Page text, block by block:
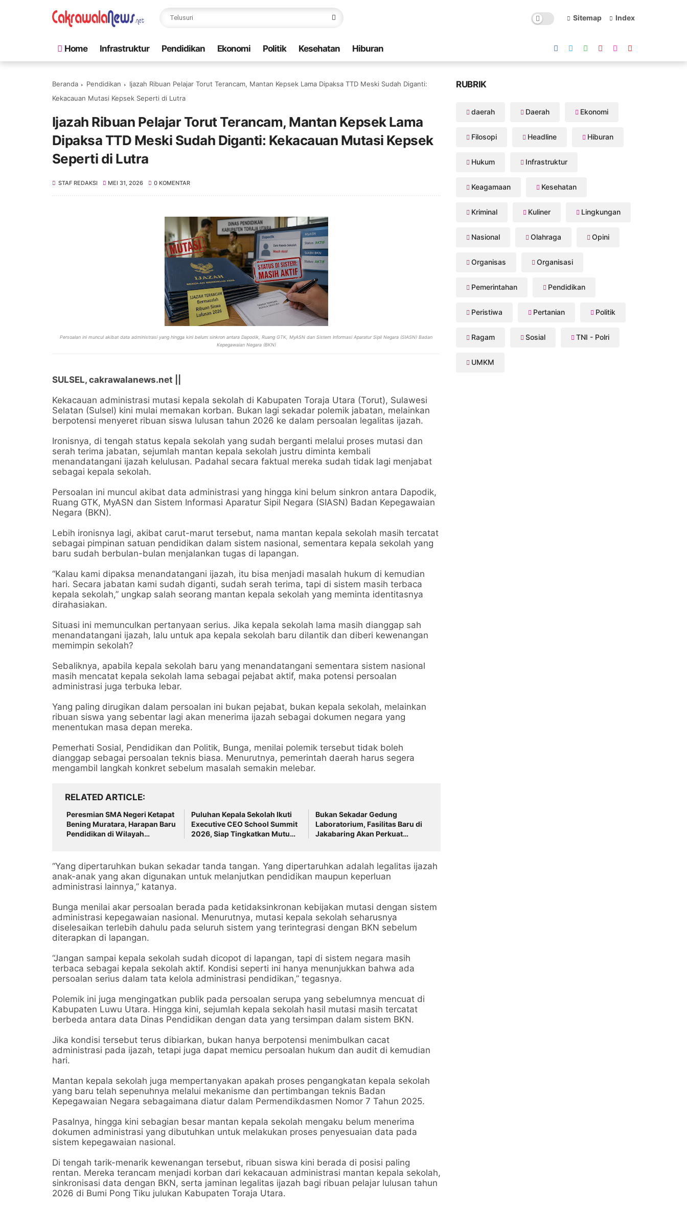
Sitemap Index
Home Infrastruktur Pendidikan Ekonomi Politik Kesehatan Hiburan
Beranda Pendidikan
Ijazah Ribuan Pelajar Torut Terancam, Mantan Kepsek Lama Dipaksa TTD Meski Sudah Diganti:
Kekacauan Mutasi Kepsek Seperti di Lutra
Ijazah Ribuan Pelajar Torut Terancam, Mantan Kepsek Lama
Dipaksa TTD Meski Sudah Diganti: Kekacauan Mutasi Kepsek
Seperti di Lutra
STAF REDAKSI MEI 31, 2026 0 KOMENTAR
Persoalan ini muncul akibat data administrasi yang hingga kini belum sinkron antara Dapodik, Ruang GTK, MyASN dan Sistem Informasi Aparatur Sipil Negara (SIASN) Badan
Kepegawaian Negara (BKN)
SULSEL, cakrawalanews.net ||
Kekacauan administrasi mutasi kepala sekolah di Kabupaten Toraja Utara (Torut), Sulawesi
Selatan (Sulsel) kini mulai memakan korban. Bukan lagi sekadar polemik jabatan, melainkan
berpotensi menyeret ribuan siswa lulusan tahun 2026 ke dalam persoalan legalitas ijazah.
Ironisnya, di tengah status kepala sekolah yang sudah berganti melalui proses mutasi dan
serah terima jabatan, sejumlah mantan kepala sekolah justru diminta kembali
menandatangani ijazah kelulusan. Padahal secara faktual mereka sudah tidak lagi menjabat
sebagai kepala sekolah.
Persoalan ini muncul akibat data administrasi yang hingga kini belum sinkron antara Dapodik,
Ruang GTK, MyASN dan Sistem Informasi Aparatur Sipil Negara (SIASN) Badan Kepegawaian
Negara (BKN).
Lebih ironisnya lagi, akibat carut-marut tersebut, nama mantan kepala sekolah masih tercatat
sebagai pimpinan satuan pendidikan dalam sistem nasional, sementara kepala sekolah yang
baru sudah berbulan-bulan menjalankan tugas di lapangan.
“Kalau kami dipaksa menandatangani ijazah, itu bisa menjadi masalah hukum di kemudian
hari. Secara jabatan kami sudah diganti, sudah serah terima, tapi di sistem masih terbaca
kepala sekolah,” ungkap salah seorang mantan kepala sekolah yang meminta identitasnya
dirahasiakan.
Situasi ini memunculkan pertanyaan serius. Jika kepala sekolah lama masih dianggap sah
menandatangani ijazah, lalu untuk apa kepala sekolah baru dilantik dan diberi kewenangan
memimpin sekolah?
Sebaliknya, apabila kepala sekolah baru yang menandatangani sementara sistem nasional
masih mencatat kepala sekolah lama sebagai pejabat aktif, maka potensi persoalan
administrasi juga terbuka lebar.
Yang paling dirugikan dalam persoalan ini bukan pejabat, bukan kepala sekolah, melainkan
ribuan siswa yang sebentar lagi akan menerima ijazah sebagai dokumen negara yang
menentukan masa depan mereka.
Pemerhati Sosial, Pendidikan dan Politik, Bunga, menilai polemik tersebut tidak boleh
dianggap sebagai persoalan teknis biasa. Menurutnya, pemerintah daerah harus segera
mengambil langkah konkret sebelum masalah semakin melebar.
RELATED ARTICLE
Peresmian SMA Negeri Ketapat
Bening Muratara, Harapan Baru
Pendidikan di Wilayah
Puluhan Kepala Sekolah Ikuti
Executive CEO School Summit
2026, Siap Tingkatkan Mutu
Bukan Sekadar Gedung
Laboratorium, Fasilitas Baru di
Jakabaring Akan Perkuat
“Yang dipertaruhkan bukan sekadar tanda tangan. Yang dipertaruhkan adalah legalitas ijazah
anak-anak yang akan digunakan untuk melanjutkan pendidikan maupun keperluan
administrasi lainnya,” katanya.
Bunga menilai akar persoalan berada pada ketidaksinkronan kebijakan mutasi dengan sistem
administrasi kepegawaian nasional. Menurutnya, mutasi kepala sekolah seharusnya
diselesaikan terlebih dahulu pada seluruh sistem yang terintegrasi dengan BKN sebelum
diterapkan di lapangan.
“Jangan sampai kepala sekolah sudah dicopot di lapangan, tapi di sistem negara masih
terbaca sebagai kepala sekolah aktif. Kondisi seperti ini hanya menunjukkan bahwa ada
persoalan serius dalam tata kelola administrasi pendidikan,” tegasnya.
Polemik ini juga mengingatkan publik pada persoalan serupa yang sebelumnya mencuat di
Kabupaten Luwu Utara. Hingga kini, sejumlah kepala sekolah hasil mutasi masih tercatat
berbeda antara data Dinas Pendidikan dengan data yang tersimpan dalam sistem BKN.
Jika kondisi tersebut terus dibiarkan, bukan hanya berpotensi menimbulkan cacat
administrasi pada ijazah, tetapi juga dapat memicu persoalan hukum dan audit di kemudian
hari.
Mantan kepala sekolah juga mempertanyakan apakah proses pengangkatan kepala sekolah
yang baru telah sepenuhnya melalui mekanisme dan pertimbangan teknis Badan
Kepegawaian Negara sebagaimana diatur dalam Permendikdasmen Nomor 7 Tahun 2025.
Pasalnya, hingga kini sebagian besar mantan kepala sekolah mengaku belum menerima
dokumen administrasi yang dibutuhkan untuk melakukan proses penyesuaian data pada
sistem kepegawaian nasional.
Di tengah tarik-menarik kewenangan tersebut, ribuan siswa kini berada di posisi paling
rentan. Mereka terancam menjadi korban dari kekacauan administrasi mantan kepala sekolah,
sinkronisasi data dengan BKN, serta jaminan legalitas ijazah bagi ribuan pelajar lulusan tahun
2026 di Bumi Pong Tiku julukan Kabupaten Toraja Utara.
RUBRIK
daerah Daerah Ekonomi
Filosopi Headline Hiburan
Hukum Infrastruktur
Keagamaan Kesehatan
Kriminal Kuliner Lingkungan
Nasional Olahraga Opini
Organisas Organisasi
Pemerintahan Pendidikan
Peristiwa Pertanian Politik
Ragam Sosial TNI - Polri
UMKM